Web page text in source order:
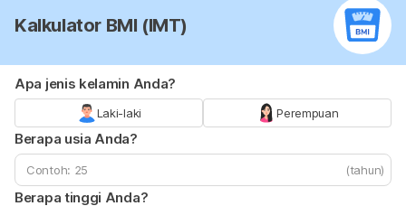
Kalkulator BMI (IMT)
Apa jenis kelamin Anda?
Laki-laki Perempuan
Berapa usia Anda?
(tahun)
Berapa tinggi Anda?